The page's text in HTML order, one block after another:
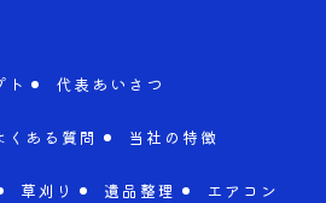
ト 代表あいさつ
くある質問 当社の特徴
草刈り 遺品整理 エアコン